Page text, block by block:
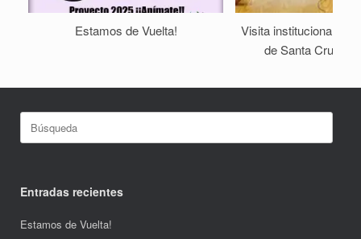
Estamos de Vuelta!
Visita institucional al
de Santa Cruz de
Buscar:
Entradas recientes
Estamos de Vuelta!